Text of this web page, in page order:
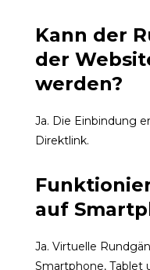
Kann der
der
werden?
Ja. Die Einbindung
Direktlink.
auf
Ja. Virtuelle
Smartphone, Tablet